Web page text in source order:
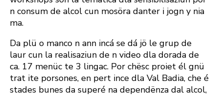
n consum de alcol cun mosöra danter i jogn y nia
ma.
Da plü o manco n ann incá se dá jö le grup de
laur cun la realisaziun de n video dla dorada de
ca. 17 menüc te 3 lingac. Por chësc proiet él gnü
trat ite porsones, en pert ince dla Val Badia, che é
stades bunes da superé na dependënza dal alcol,